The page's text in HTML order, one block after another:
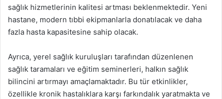
sağlık hizmetlerinin kalitesi artması beklenmektedir. Yeni
hastane, modern tıbbi ekipmanlarla donatılacak ve daha
fazla hasta kapasitesine sahip olacak.
Ayrıca, yerel sağlık kuruluşları tarafından düzenlenen
sağlık taramaları ve eğitim seminerleri, halkın sağlık
bilincini artırmayı amaçlamaktadır. Bu tür etkinlikler,
özellikle kronik hastalıklara karşı farkındalık yaratmakta ve